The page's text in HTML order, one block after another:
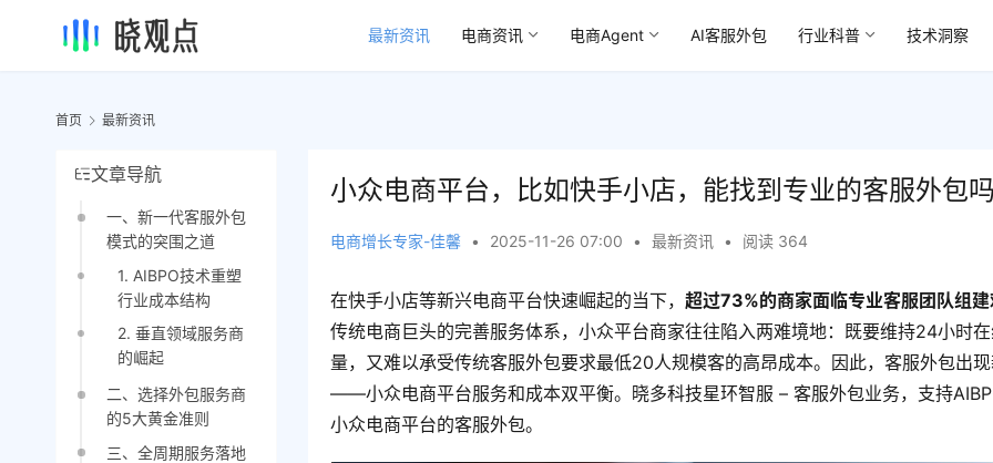
最新资讯 电商资讯 电商Agent AI客服外包 行业科普 技术洞察
首页 最新资讯
文章导航
一、新一代客服外包
模式的突围之道
1. AIBPO技术重塑
行业成本结构
2. 垂直领域服务商
的崛起
二、选择外包服务商
的5大黄金准则
三、全周期服务落地
小众电商平台，比如快手小店，能找到专业的客服外包
电商增长专家-佳馨 • 2025-11-26 07:00 • 最新资讯 • 阅读 364
在快手小店等新兴电商平台快速崛起的当下，超过73%的商家面临专业客服团队组
传统电商巨头的完善服务体系，小众平台商家往往陷入两难境地：既要维持24小时
量，又难以承受传统客服外包要求最低20人规模客的高昂成本。因此，客服外包出
——小众电商平台服务和成本双平衡。晓多科技星环智服 – 客服外包业务，支持
小众电商平台的客服外包。